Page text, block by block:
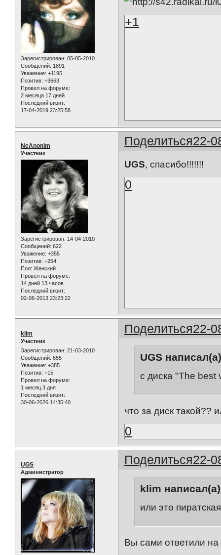
Зарегистрирован: 05-05-2010
Сообщений: 1891
Уважение: +1195
Позитив: +3663
Провел на форуме:
2 месяца 17 дней
Последний визит:
17-04-2019 23:25:58
+1
Поделиться22-
NeAnonim
Участник
Зарегистрирован: 14-04-2010
Сообщений: 622
Уважение: +355
Позитив: +254
Пол: Женский
Провел на форуме:
14 дней 13 часов
Последний визит:
02-06-2013 23:23:22
UGS, спасибо!!!!!!!
0
Поделиться22-
klim
Участник
Зарегистрирован: 21-03-2010
Сообщений: 655
Уважение: +385
Позитив: +15
Провел на форуме:
1 месяц 3 дня
Последний визит:
30-06-2026 14:35:40
UGS
с диска "The best
что за диск такой??
0
Поделиться22-
UGS
Администратор
klim
или это
Вы сами ответили